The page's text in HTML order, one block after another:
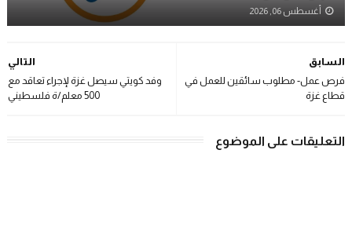
أغسطس 06, 2026
التالي
وفد كويتي سيصل غزة لإجراء تعاقد مع
500 معلم/ة فلسطيني
السابق
فرص عمل- مطلوب سائقين للعمل في
قطاع غزة
التعليقات على الموضوع